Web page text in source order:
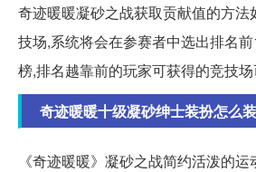
奇迹暖暖凝砂之战获取贡献值的方法
技场,系统将会在参赛者中选出排名
榜,排名越靠前的玩家可获得的竞技场
奇迹暖暖十级凝砂绅士装扮怎么
《奇迹暖暖》凝砂之战简约活泼的